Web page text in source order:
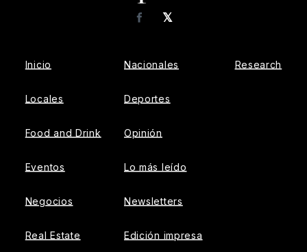
𝕏
Facebook
Inicio
Locales
Food and Drink
Eventos
Negocios
Real Estate
Nacionales
Deportes
Opinión
Lo más leído
Newsletters
Edición impresa
Research